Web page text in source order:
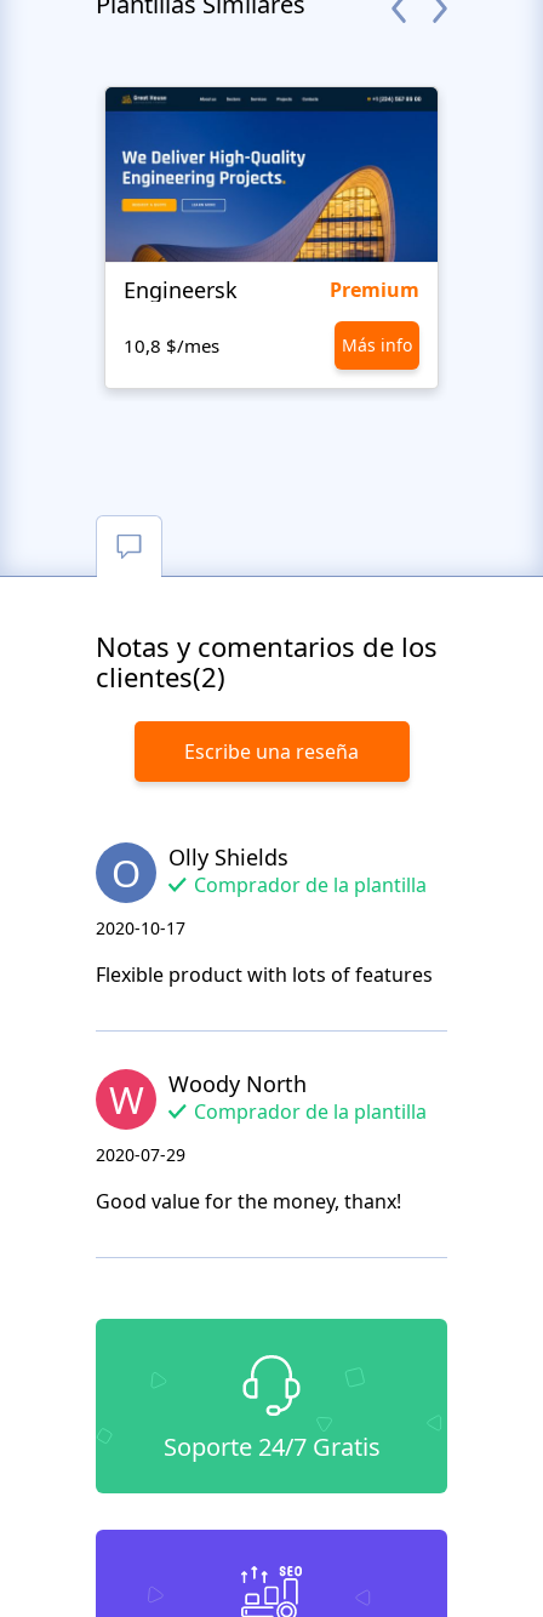
Engineersk Premium
10,8 $/mes Más info
Notas y comentarios de los
clientes(2)
Escribe una reseña
O Olly Shields
Comprador de la plantilla
2020-10-17
Flexible product with lots of features
W Woody North
Comprador de la plantilla
2020-07-29
Good value for the money, thanx!
Soporte 24/7 Gratis